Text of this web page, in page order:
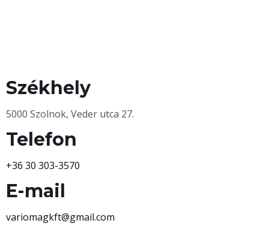
Székhely
5000 Szolnok, Veder utca 27.
Telefon
+36 30 303-3570
E-mail
variomagkft@gmail.com